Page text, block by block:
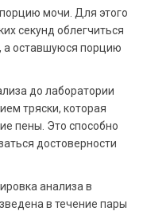
мочи. Для этого
секунд облегчиться
а оставшуюся порцию
до лаборатории
тряски, которая
пены. Это способно
достоверности
анализа в
в течение пары